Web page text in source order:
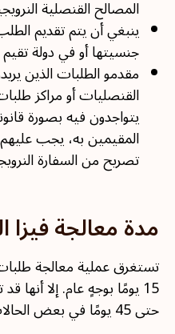
المصالح القنصلية
ينبغي أن يتم تقديم
جنسيتها أو في دولة
مقدمو الطلبات الذين
القنصليات أو مراكز
يتواجدون فيه بصورة
المقيمين به، يجب
تصريح من السفارة
مدة معالجة فيزا
تستغرق عملية معالجة
15 يومًا بوجهٍ عام. إلا
حتى 45 يومًا في بعض الحالات.